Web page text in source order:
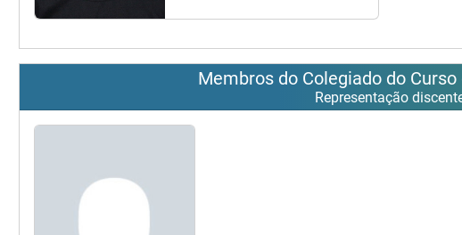
Membros do Colegiado do
Representação